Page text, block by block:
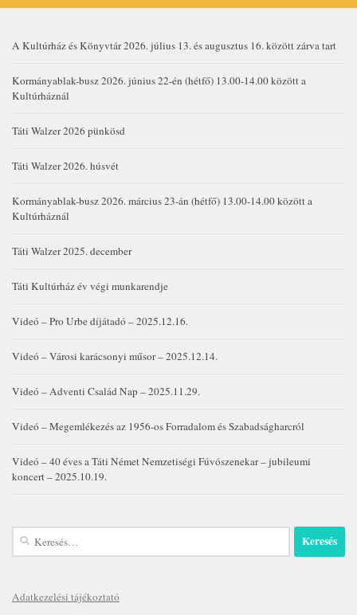
A Kultúrház és Könyvtár 2026. július 13. és augusztus 16. között zárva tart
Kormányablak-busz 2026. június 22-én (hétfő) 13.00-14.00 között a
Kultúrháznál
Táti Walzer 2026 pünkösd
Táti Walzer 2026. húsvét
Kormányablak-busz 2026. március 23-án (hétfő) 13.00-14.00 között a
Kultúrháznál
Táti Walzer 2025. december
Táti Kultúrház év végi munkarendje
Videó – Pro Urbe díjátadó – 2025.12.16.
Videó – Városi karácsonyi műsor – 2025.12.14.
Videó – Adventi Család Nap – 2025.11.29.
Videó – Megemlékezés az 1956-os Forradalom és Szabadságharcról
Videó – 40 éves a Táti Német Nemzetiségi Fúvószenekar – jubileumi
koncert – 2025.10.19.
Keresés:
Adatkezelési tájékoztató